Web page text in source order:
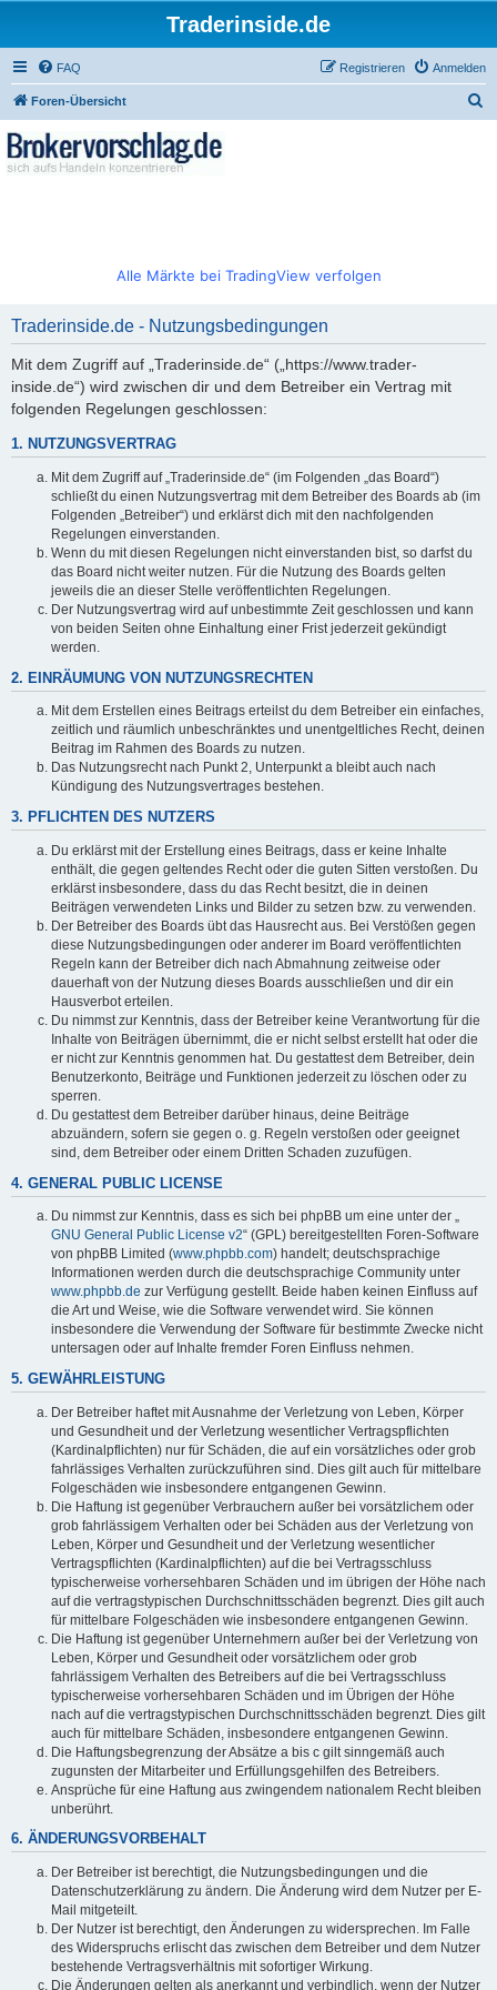
Traderinside.de
FAQ Anmelden
Registrieren
Foren-Übersicht
Alle Märkte bei TradingView verfolgen
Traderinside.de - Nutzungsbedingungen
Mit dem Zugriff auf „Traderinside.de“ („https://www.trader-
inside.de“) wird zwischen dir und dem Betreiber ein Vertrag mit
folgenden Regelungen geschlossen:
1. NUTZUNGSVERTRAG
Mit dem Zugriff auf „Traderinside.de“ (im Folgenden „das Board“)
schließt du einen Nutzungsvertrag mit dem Betreiber des Boards ab (im
Folgenden „Betreiber“) und erklärst dich mit den nachfolgenden
Regelungen einverstanden.
Wenn du mit diesen Regelungen nicht einverstanden bist, so darfst du
das Board nicht weiter nutzen. Für die Nutzung des Boards gelten
jeweils die an dieser Stelle veröffentlichten Regelungen.
Der Nutzungsvertrag wird auf unbestimmte Zeit geschlossen und kann
von beiden Seiten ohne Einhaltung einer Frist jederzeit gekündigt
werden.
2. EINRÄUMUNG VON NUTZUNGSRECHTEN
Mit dem Erstellen eines Beitrags erteilst du dem Betreiber ein einfaches,
zeitlich und räumlich unbeschränktes und unentgeltliches Recht, deinen
Beitrag im Rahmen des Boards zu nutzen.
Das Nutzungsrecht nach Punkt 2, Unterpunkt a bleibt auch nach
Kündigung des Nutzungsvertrages bestehen.
3. PFLICHTEN DES NUTZERS
Du erklärst mit der Erstellung eines Beitrags, dass er keine Inhalte
enthält, die gegen geltendes Recht oder die guten Sitten verstoßen. Du
erklärst insbesondere, dass du das Recht besitzt, die in deinen
Beiträgen verwendeten Links und Bilder zu setzen bzw. zu verwenden.
Der Betreiber des Boards übt das Hausrecht aus. Bei Verstößen gegen
diese Nutzungsbedingungen oder anderer im Board veröffentlichten
Regeln kann der Betreiber dich nach Abmahnung zeitweise oder
dauerhaft von der Nutzung dieses Boards ausschließen und dir ein
Hausverbot erteilen.
Du nimmst zur Kenntnis, dass der Betreiber keine Verantwortung für die
Inhalte von Beiträgen übernimmt, die er nicht selbst erstellt hat oder die
er nicht zur Kenntnis genommen hat. Du gestattest dem Betreiber, dein
Benutzerkonto, Beiträge und Funktionen jederzeit zu löschen oder zu
sperren.
Du gestattest dem Betreiber darüber hinaus, deine Beiträge
abzuändern, sofern sie gegen o. g. Regeln verstoßen oder geeignet
sind, dem Betreiber oder einem Dritten Schaden zuzufügen.
4. GENERAL PUBLIC LICENSE
Du nimmst zur Kenntnis, dass es sich bei phpBB um eine unter der „
GNU General Public License v2“ (GPL) bereitgestellten Foren-Software
von phpBB Limited (www.phpbb.com) handelt; deutschsprachige
Informationen werden durch die deutschsprachige Community unter
www.phpbb.de zur Verfügung gestellt. Beide haben keinen Einfluss auf
die Art und Weise, wie die Software verwendet wird. Sie können
insbesondere die Verwendung der Software für bestimmte Zwecke nicht
untersagen oder auf Inhalte fremder Foren Einfluss nehmen.
5. GEWÄHRLEISTUNG
Der Betreiber haftet mit Ausnahme der Verletzung von Leben, Körper
und Gesundheit und der Verletzung wesentlicher Vertragspflichten
(Kardinalpflichten) nur für Schäden, die auf ein vorsätzliches oder grob
fahrlässiges Verhalten zurückzuführen sind. Dies gilt auch für mittelbare
Folgeschäden wie insbesondere entgangenen Gewinn.
Die Haftung ist gegenüber Verbrauchern außer bei vorsätzlichem oder
grob fahrlässigem Verhalten oder bei Schäden aus der Verletzung von
Leben, Körper und Gesundheit und der Verletzung wesentlicher
Vertragspflichten (Kardinalpflichten) auf die bei Vertragsschluss
typischerweise vorhersehbaren Schäden und im übrigen der Höhe nach
auf die vertragstypischen Durchschnittsschäden begrenzt. Dies gilt auch
für mittelbare Folgeschäden wie insbesondere entgangenen Gewinn.
Die Haftung ist gegenüber Unternehmern außer bei der Verletzung von
Leben, Körper und Gesundheit oder vorsätzlichem oder grob
fahrlässigem Verhalten des Betreibers auf die bei Vertragsschluss
typischerweise vorhersehbaren Schäden und im Übrigen der Höhe
nach auf die vertragstypischen Durchschnittsschäden begrenzt. Dies gilt
auch für mittelbare Schäden, insbesondere entgangenen Gewinn.
Die Haftungsbegrenzung der Absätze a bis c gilt sinngemäß auch
zugunsten der Mitarbeiter und Erfüllungsgehilfen des Betreibers.
Ansprüche für eine Haftung aus zwingendem nationalem Recht bleiben
unberührt.
6. ÄNDERUNGSVORBEHALT
Der Betreiber ist berechtigt, die Nutzungsbedingungen und die
Datenschutzerklärung zu ändern. Die Änderung wird dem Nutzer per E-
Mail mitgeteilt.
Der Nutzer ist berechtigt, den Änderungen zu widersprechen. Im Falle
des Widerspruchs erlischt das zwischen dem Betreiber und dem Nutzer
bestehende Vertragsverhältnis mit sofortiger Wirkung.
Die Änderungen gelten als anerkannt und verbindlich, wenn der Nutzer